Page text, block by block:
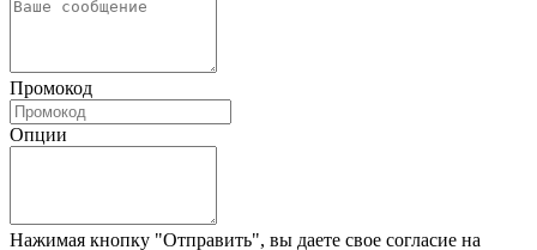
Промокод
Опции
Нажимая кнопку "Отправить", вы даете свое согласие на